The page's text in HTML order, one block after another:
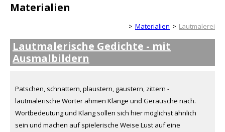
Materialien
Erwachsenenseite
Materialien Lautmalerei
Lautmalerische Gedichte - mit
Ausmalbildern
Patschen, schnattern, plaustern, gaustern, zittern -
lautmalerische Wörter ahmen Klänge und Geräusche nach.
Wortbedeutung und Klang sollen sich hier möglichst ähnlich
sein und machen auf spielerische Weise Lust auf eine